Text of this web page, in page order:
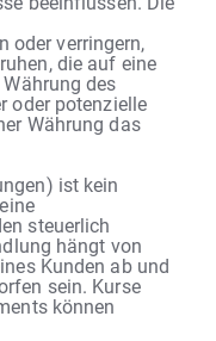
oder verringern,
die auf eine
des
oder potenzielle
Währung das
ist kein
steuerlich
hängt von
Kunden ab und
sein. Kurse
können